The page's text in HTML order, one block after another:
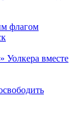
флагом
Уолкера вместе